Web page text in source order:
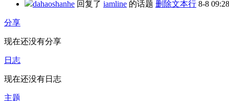
dahaoshanhe 回复了 iamline 的话题 删除文本行 8-8 09:28
分享
现在还没有分享
日志
现在还没有日志
主题